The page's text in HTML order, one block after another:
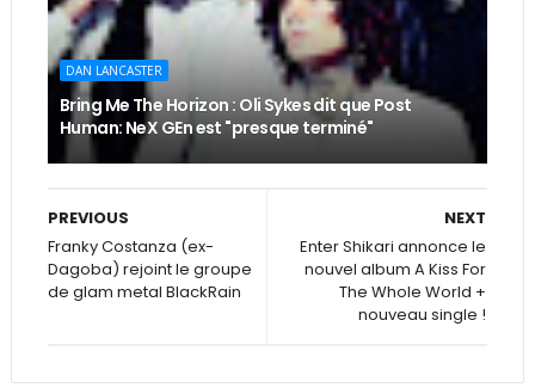
DAN LANCASTER
Bring Me The Horizon : Oli Sykes dit que Post
Human: NeX GEn est "presque terminé"
NEXT
Enter Shikari annonce le
nouvel album A Kiss For
The Whole World +
nouveau single !
PREVIOUS
Franky Costanza (ex-
Dagoba) rejoint le groupe
de glam metal BlackRain